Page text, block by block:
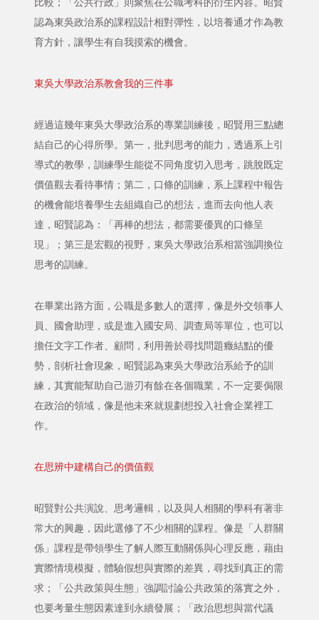
認為東吳政治系的課程設計相對彈性，以培養通才作為教
育方針，讓學生有自我摸索的機會。
東吳大學政治系教會我的三件事
經過這幾年東吳大學政治系的專業訓練後，昭賢用三點總
結自己的心得所學。第一，批判思考的能力，透過系上引
導式的教學，訓練學生能從不同角度切入思考，跳脫既定
價值觀去看待事情；第二，口條的訓練，系上課程中報告
的機會能培養學生去組織自己的想法，進而去向他人表
達，昭賢認為：「再棒的想法，都需要優異的口條呈
現」；第三是宏觀的視野，東吳大學政治系相當強調換位
思考的訓練。
在畢業出路方面，公職是多數人的選擇，像是外交領事人
員、國會助理，或是進入國安局、調查局等單位，也可以
擔任文字工作者、顧問，利用善於尋找問題癥結點的優
勢，剖析社會現象，昭賢認為東吳大學政治系給予的訓
練，其實能幫助自己游刃有餘在各個職業，不一定要侷限
在政治的領域，像是他未來就規劃想投入社會企業裡工
作。
在思辨中建構自己的價值觀
昭賢對公共演說、思考邏輯，以及與人相關的學科有著非
常大的興趣，因此選修了不少相關的課程。像是「人群關
係」課程是帶領學生了解人際互動關係與心理反應，藉由
實際情境模擬，體驗假想與實際的差異，尋找到真正的需
求；「公共政策與生態」強調討論公共政策的落實之外，
也要考量生態因素達到永續發展；「政治思想與當代議